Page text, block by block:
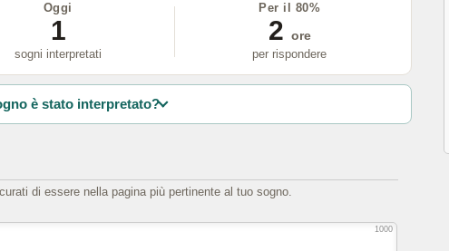
Oggi
1
sogni interpretati
Per il 80%
2 ore
per rispondere
è stato interpretato?
di essere nella pagina più pertinente al tuo sogno.
1000